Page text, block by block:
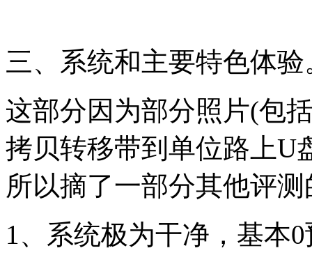
三、系统和主要特色体验
这部分因为部分照片(包
拷贝转移带到单位路上U
所以摘了一部分其他评
1、系统极为干净，基本